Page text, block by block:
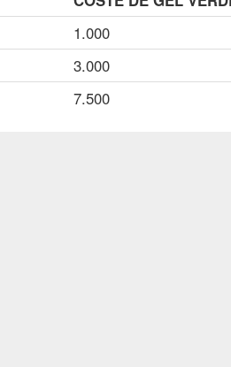
1.000
3.000
7.500